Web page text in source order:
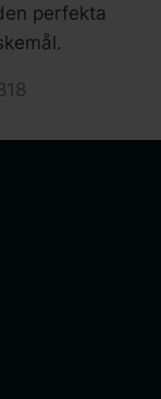
perfekta